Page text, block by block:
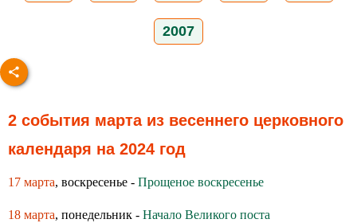
2007
2 события марта из весеннего церковного
календаря на 2024 год
17 марта, воскресенье - Прощеное воскресенье
18 марта, понедельник - Начало Великого поста